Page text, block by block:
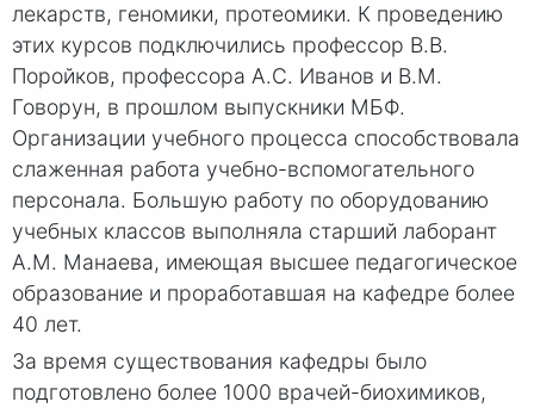
лекарств, геномики, протеомики. К проведению
этих курсов подключились профессор В.В.
Поройков, профессора А.С. Иванов и В.М.
Говорун, в прошлом выпускники МБФ.
Организации учебного процесса способствовала
слаженная работа учебно-вспомогательного
персонала. Большую работу по оборудованию
учебных классов выполняла старший лаборант
А.М. Манаева, имеющая высшее педагогическое
образование и проработавшая на кафедре более
40 лет.
За время существования кафедры было
подготовлено более 1000 врачей-биохимиков,